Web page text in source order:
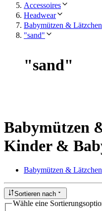
Accessoires
Headwear
Babymützen & Lätzchen
"sand"
"sand"
Babymützen
Kinder &
Babymützen & Lätzchen
Sortieren nach
Wähle eine